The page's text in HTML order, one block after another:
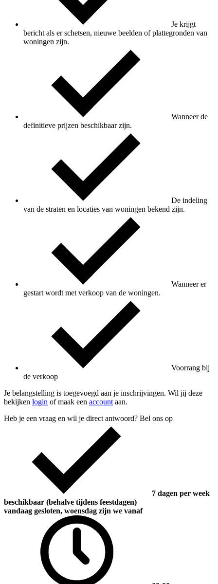
Je krijgt
bericht als er schetsen, nieuwe beelden of plattegronden van
woningen zijn.
Wanneer de
definitieve prijzen beschikbaar zijn.
De indeling
van de straten en locaties van woningen bekend zijn.
Wanneer er
gestart wordt met verkoop van de woningen.
Voorrang bij
de verkoop
Je belangstelling is toegevoegd aan je inschrijvingen. Wil jij deze
bekijken login of maak een account aan.
Heb je een vraag en wil je direct antwoord? Bel ons op
7 dagen per week
beschikbaar (behalve tijdens feestdagen)
vandaag gesloten, woensdag zijn we vanaf